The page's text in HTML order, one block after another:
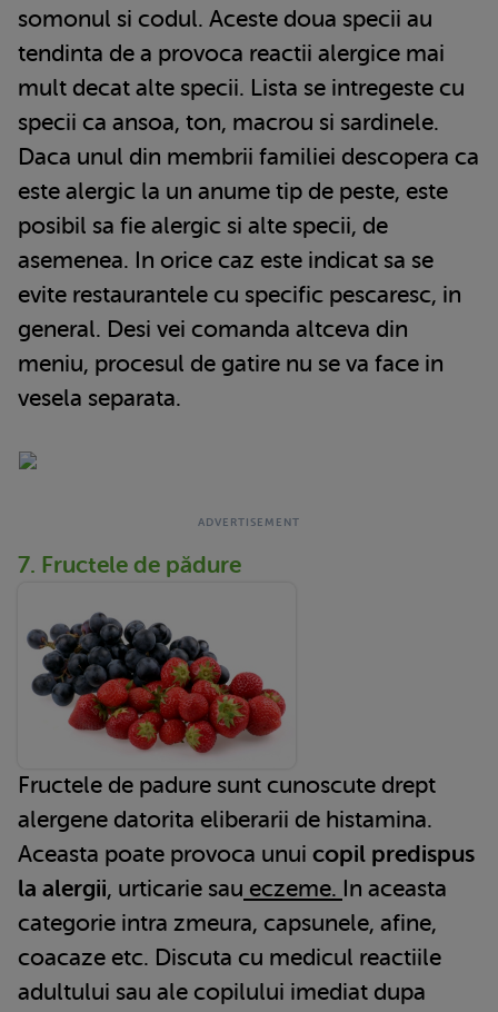
somonul si codul. Aceste doua specii au
tendinta de a provoca reactii alergice mai
mult decat alte specii. Lista se intregeste cu
specii ca ansoa, ton, macrou si sardinele.
Daca unul din membrii familiei descopera ca
este alergic la un anume tip de peste, este
posibil sa fie alergic si alte specii, de
asemenea. In orice caz este indicat sa se
evite restaurantele cu specific pescaresc, in
general. Desi vei comanda altceva din
meniu, procesul de gatire nu se va face in
vesela separata.
7. Fructele de pădure
Fructele de padure sunt cunoscute drept
alergene datorita eliberarii de histamina.
Aceasta poate provoca unui copil predispus
la alergii, urticarie sau eczeme. In aceasta
categorie intra zmeura, capsunele, afine,
coacaze etc. Discuta cu medicul reactiile
adultului sau ale copilului imediat dupa